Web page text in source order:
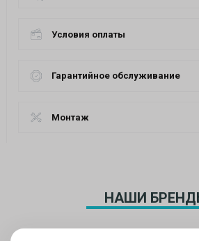
Условия оплаты
Гарантийное обслуживание
Монтаж
НАШИ